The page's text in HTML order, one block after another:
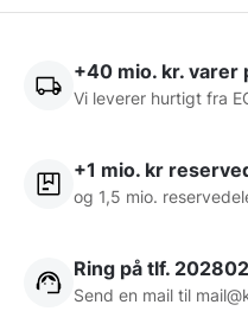
Tekniske
Justerbar snit-
Ergonomisk
arbejdsskader ved
principperne.
+40 mio. kr. varer
Vi leverer hurtigt fra
+1 mio. kr
og 1,5 mio.
Ring på tlf.
Send en mail til